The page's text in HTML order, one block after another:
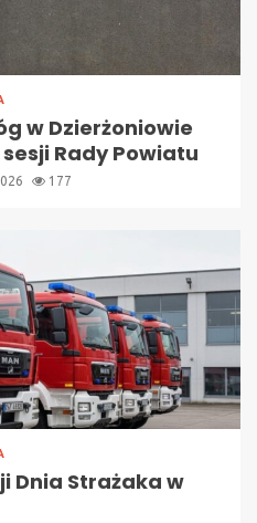
w Dzierżoniowie
Rady Powiatu
177
Dnia Strażaka w